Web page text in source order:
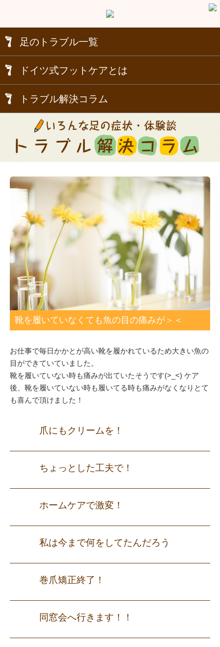
足のトラブル一覧
ドイツ式フットケアとは
トラブル解決コラム
靴を履いていなくても魚の目の痛みが＞＜
お仕事で毎日かかとが高い靴を履かれているため大きい魚の
目ができていていました。
靴を履いていない時も痛みが出ていたそうです(>_<) ケア
後、靴を履いていない時も履いてる時も痛みがなくなりとて
も喜んで頂けました！
爪にもクリームを！
ちょっとした工夫で！
ホームケアで激変！
私は今まで何をしてたんだろう
巻爪矯正終了！
同窓会へ行きます！！